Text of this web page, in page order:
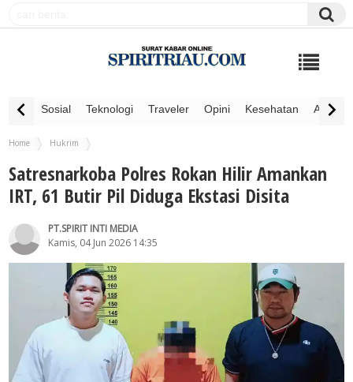
Sosial Teknologi Traveler Opini Kesehatan
Home
Hukrim
Satresnarkoba Polres Rokan Hilir Amankan
IRT, 61 Butir Pil Diduga Ekstasi Disita
PT.SPIRIT INTI MEDIA
Kamis, 04 Jun 2026 14:35